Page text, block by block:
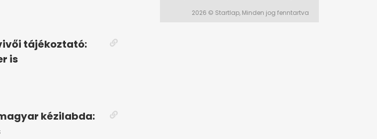
tájékoztató:
is
kézilabda:
2026 © Startlap, Minden jog fenntartva